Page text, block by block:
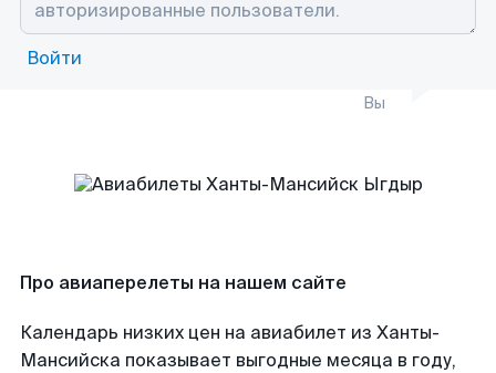
Войти
Вы
Про авиаперелеты на нашем сайте
Календарь низких цен на авиабилет из Ханты-
Мансийска показывает выгодные месяца в году,